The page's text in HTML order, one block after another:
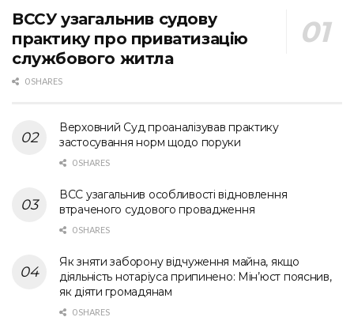
ВССУ узагальнив судову
практику про приватизацію
службового житла
0 SHARES
Верховний Суд проаналізував практику
застосування норм щодо поруки
0 SHARES
ВСС узагальнив особливості відновлення
втраченого судового провадження
0 SHARES
Як зняти заборону відчуження майна, якщо
діяльність нотаріуса припинено: Мін’юст пояснив,
як діяти громадянам
0 SHARES